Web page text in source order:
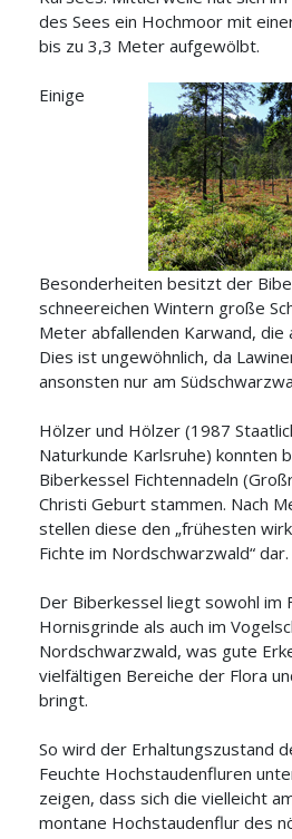
des Sees ein Hochmoor mit
bis zu 3,3 Meter aufgewölbt.
Einige
Besonderheiten besitzt der
schneereichen Wintern große
Meter abfallenden Karwand, die
Dies ist ungewöhnlich, da
ansonsten nur am
Hölzer und Hölzer (1987
Naturkunde Karlsruhe) konnten
Biberkessel Fichtennadeln
Christi Geburt stammen. Nach
stellen diese den „frühesten
Fichte im Nordschwarzwald“ dar.
Der Biberkessel liegt sowohl im
Hornisgrinde als auch im
Nordschwarzwald, was gute
vielfältigen Bereiche der Flora
bringt.
So wird der Erhaltungszustand
Feuchte Hochstaudenfluren
zeigen, dass sich die vielleicht
montane Hochstaudenflur des